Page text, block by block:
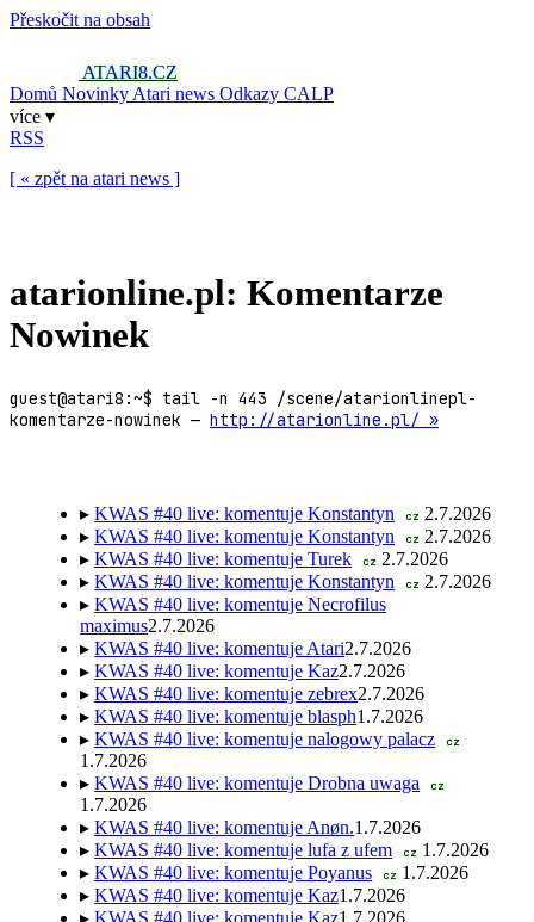
Přeskočit na obsah
ATARI8.CZ
Domů Novinky Atari news Odkazy CALP
více ▾
RSS
[ « zpět na atari news ]
atarionline.pl: Komentarze
Nowinek
guest@atari8:~$ tail -n 443 /scene/atarionlinepl-
komentarze-nowinek — http://atarionline.pl/ »
▸ KWAS #40 live: komentuje Konstantyn cz 2.7.2026
▸ KWAS #40 live: komentuje Konstantyn cz 2.7.2026
▸ KWAS #40 live: komentuje Turek cz 2.7.2026
▸ KWAS #40 live: komentuje Konstantyn cz 2.7.2026
▸ KWAS #40 live: komentuje Necrofilus
maximus2.7.2026
▸ KWAS #40 live: komentuje Atari2.7.2026
▸ KWAS #40 live: komentuje Kaz2.7.2026
▸ KWAS #40 live: komentuje zebrex2.7.2026
▸ KWAS #40 live: komentuje blasph1.7.2026
▸ KWAS #40 live: komentuje nalogowy palacz cz
1.7.2026
▸ KWAS #40 live: komentuje Drobna uwaga cz
1.7.2026
▸ KWAS #40 live: komentuje Anøn.1.7.2026
▸ KWAS #40 live: komentuje lufa z ufem cz 1.7.2026
▸ KWAS #40 live: komentuje Poyanus cz 1.7.2026
▸ KWAS #40 live: komentuje Kaz1.7.2026
▸ KWAS #40 live: komentuje Kaz1.7.2026